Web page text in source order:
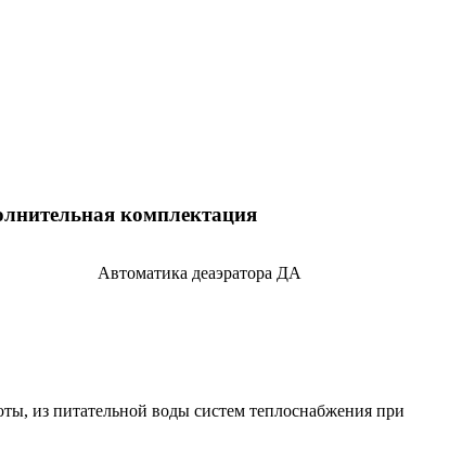
комплектация
Автоматика деаэратора ДА
из питательной воды систем теплоснабжения при